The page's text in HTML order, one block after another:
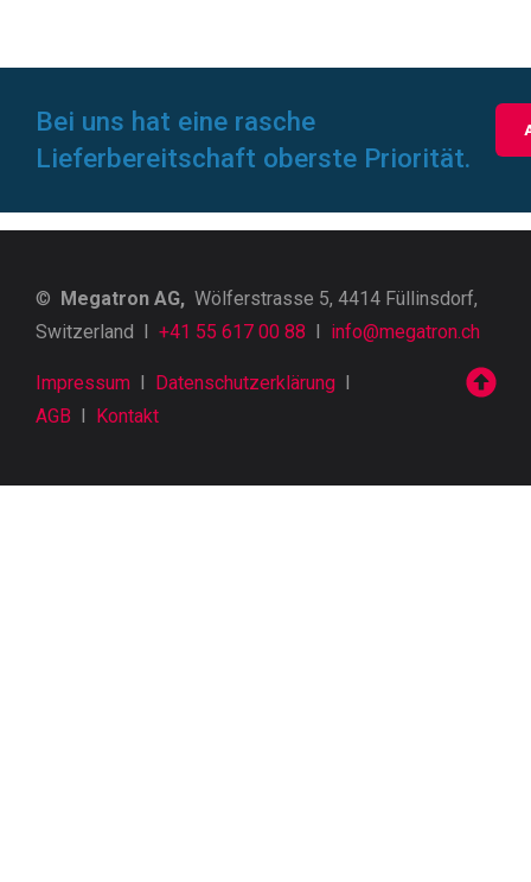
Bei uns hat eine rasche
Lieferbereitschaft oberste Priorität.
© Megatron AG, Wölferstrasse 5, 4414 Füllinsdorf,
Switzerland I +41 55 617 00 88 I info@megatron.ch
Impressum I Datenschutzerklärung I
AGB I Kontakt